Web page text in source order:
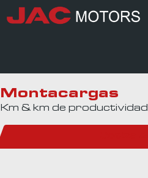
Montacargas
Km & km de productividad